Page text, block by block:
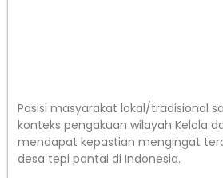
Posisi masyarakat lokal/tradisional
konteks pengakuan wilayah Kelola
mendapat kepastian mengingat
desa tepi pantai di Indonesia.